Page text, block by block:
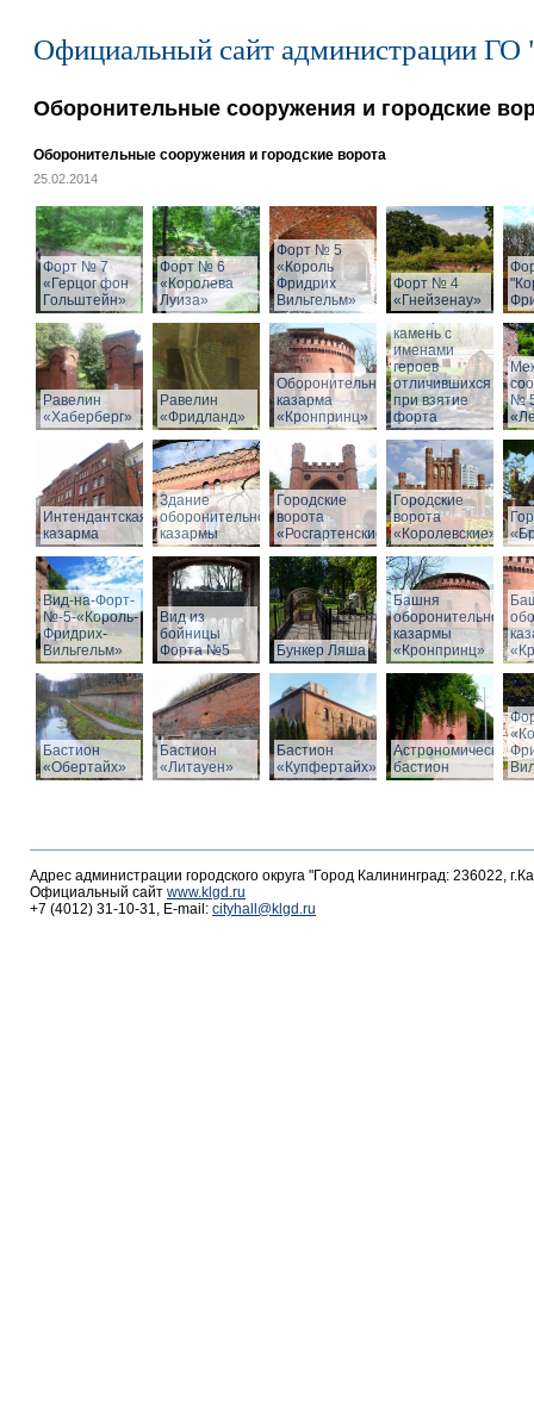
Официальный сайт администрации ГО
Оборонительные сооружения и городские
Оборонительные сооружения и городские ворота
25.02.2014
Форт № 7
«Герцог фон
Гольштейн»
Форт № 6
«Королева
Луиза»
Форт № 5
«Король
Фридрих
Вильгельм»
Форт № 4
«Гнейзенау»
Равелин
«Хаберберг»
Равелин
«Фридланд»
Оборонительная
казарма
«Кронпринц»
Мемориальный
камень с
именами
героев
отличившихся
при взятие
форта
№
Интендантская
казарма
Здание
оборонительной
казармы
Городские
ворота
«Росгартенские»
Городские
ворота
«Королевские»
Вид-на-Форт-
№-5-«Король-
Фридрих-
Вильгельм»
Вид из
бойницы
Форта №5
Бункер Ляша
Башня
оборонительной
казармы
«Кронпринц»
Бастион
«Обертайх»
Бастион
«Литауен»
Бастион
«Купфертайх»
Астрономический
бастион
Адрес администрации городского округа "Город Калининград: 236022,
Официальный сайт www.klgd.ru
+7 (4012) 31-10-31, E-mail: cityhall@klgd.ru